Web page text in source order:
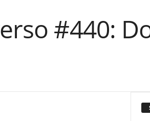
#440: